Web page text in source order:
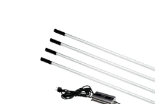
DÁRKOVÉ SADY A POUKAZY